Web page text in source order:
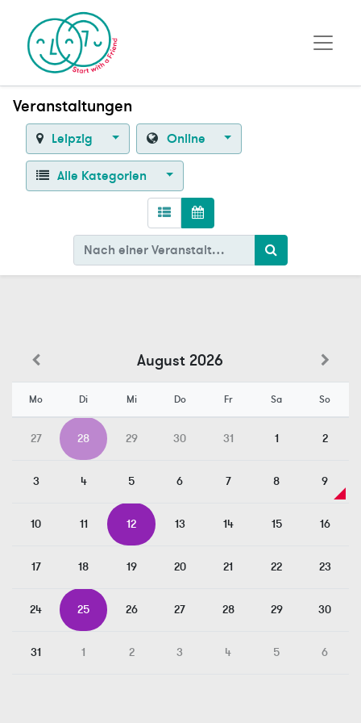
Veranstaltungen
Leipzig Online
Alle Kategorien
August 2026
Mo Di Mi Do Fr Sa So
27 28 29 30 31 1 2
3 4 5 6 7 8 9
10 11 12 13 14 15 16
17 18 19 20 21 22 23
24 25 26 27 28 29 30
31 1 2 3 4 5 6